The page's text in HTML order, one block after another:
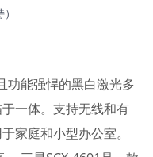
功能强悍的黑白激光多
一体。支持无线和有
家庭和小型办公室。